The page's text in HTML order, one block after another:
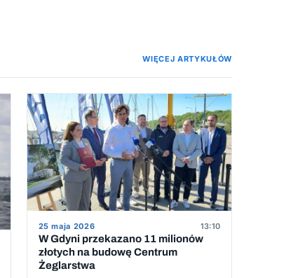
WIĘCEJ ARTYKUŁÓW
25 maja 2026 13:10
W Gdyni przekazano 11 milionów
złotych na budowę Centrum
Żeglarstwa